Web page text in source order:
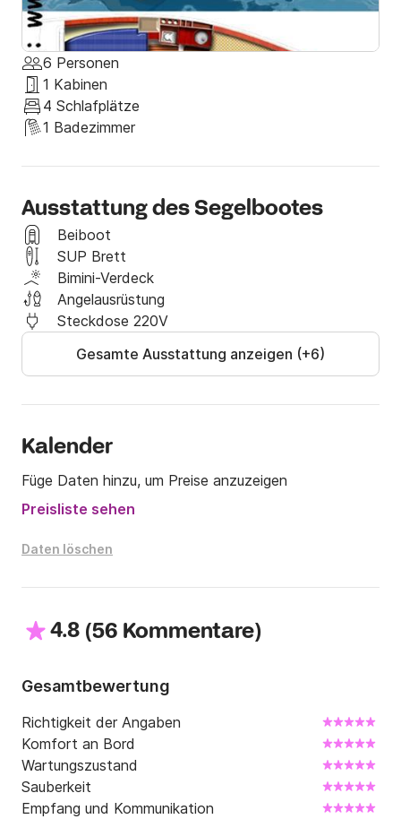
6 Personen
1 Kabinen
4 Schlafplätze
1 Badezimmer
Ausstattung des Segelbootes
Beiboot
SUP Brett
Bimini-Verdeck
Angelausrüstung
Steckdose 220V
Gesamte Ausstattung anzeigen (+6)
Kalender
Füge Daten hinzu, um Preise anzuzeigen
Preisliste sehen
Daten löschen
4.8 (56 Kommentare)
Gesamtbewertung
Richtigkeit der Angaben
Komfort an Bord
Wartungszustand
Sauberkeit
Empfang und Kommunikation